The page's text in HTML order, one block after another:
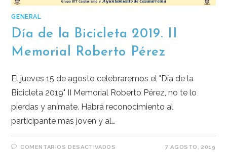
GENERAL
Día de la Bicicleta 2019. II
Memorial Roberto Pérez
El jueves 15 de agosto celebraremos el "Día de la
Bicicleta 2019" II Memorial Roberto Pérez, no te lo
pierdas y anímate. Habrá reconocimiento al
participante más joven y al…
COMENTARIOS DESACTIVADOS 7 AGOSTO, 2019